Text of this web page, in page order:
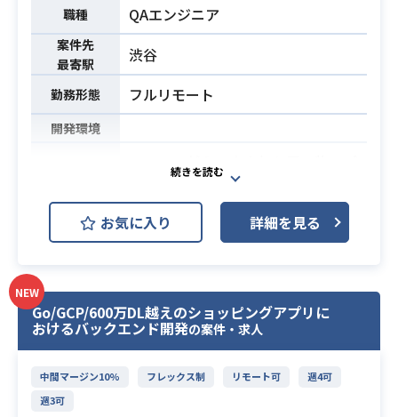
必須スキル
験5年以上（PoCや社内向けサービス
などは含めずに）
・オーナーシップを持ってソフトウ
ェアの開発を進める力
・SwiftUIによるユーザーインターフ
ェース実装
ちですが、現場は30代メインで活気
にあふれた現場となっており、
AIや最新技術なども取り入れており
ます。
・AWS設計経験（ECS、CloudFront/
ivateLink、TGW等）
・OAuth/OIDC・IAM等の認証設計経
験
・設計ドキュメント作成経験
職種 QAエンジニア
案件先
最寄駅
渋谷
勤務形態 フルリモート
開発環境
500万DL越えの大人気お買い物アプ
リにおけるQAエンジニアを募集いた
します！
サービスをさらにグロースしていく
ております。
0→1、1→10の開発において上流か
ら下流まで幅広くご支援いただける
【お願いしたいこと】
お気に入り 詳細を見る
NEW
Go/GCP/600万DL越えのショッピングアプリに
おけるバックエンド開発の案件・求人
中間マージン10% フレックス制 リモート可
週4可
週3可